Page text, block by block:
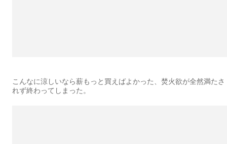
こんなに涼しいなら薪もっと買えばよかった、焚火欲が全然満たさ
れず終わってしまった。